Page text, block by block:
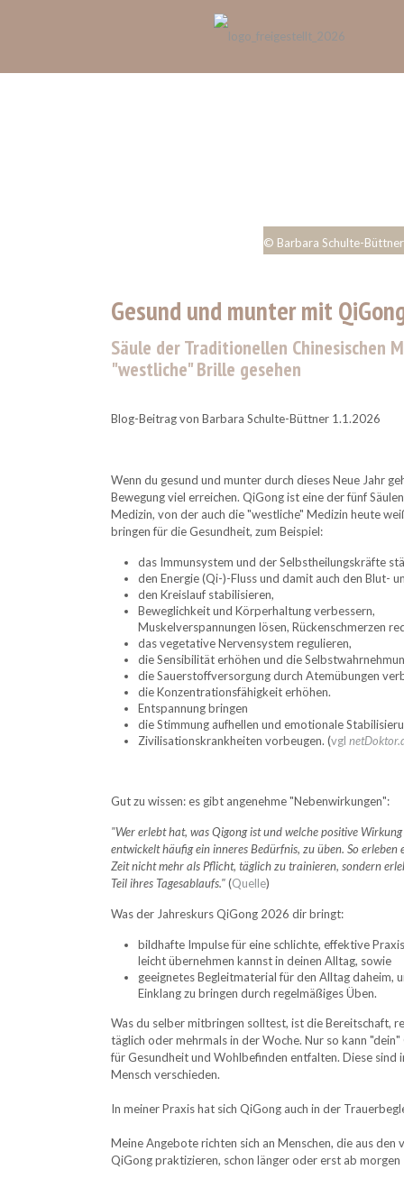
© Barbara Schulte-Büttner
Gesund und munter mit
Säule der Traditionellen Chinesischen
"westliche" Brille gesehen
Blog-Beitrag von Barbara Schulte-Büttner 1.1.2026
Wenn du gesund und munter durch dieses Neue Jahr
Bewegung viel erreichen. QiGong ist eine der fünf
Medizin, von der auch die "westliche" Medizin heute
bringen für die Gesundheit, zum Beispiel:
das Immunsystem und der Selbstheilungskräfte
den Energie (Qi-)-Fluss und damit auch den Blut-
den Kreislauf stabilisieren,
Beweglichkeit und Körperhaltung verbessern,
Muskelverspannungen lösen, Rückenschmerzen
das vegetative Nervensystem regulieren,
die Sensibilität erhöhen und die
die Sauerstoffversorgung durch Atemübungen
die Konzentrationsfähigkeit erhöhen.
Entspannung bringen
die Stimmung aufhellen und emotionale
Zivilisationskrankheiten vorbeugen. (vgl
Gut zu wissen: es gibt angenehme "Nebenwirkungen":
"Wer erlebt hat, was Qigong ist und welche positive
entwickelt häufig ein inneres Bedürfnis, zu üben. So erleben
Zeit nicht mehr als Pflicht, täglich zu trainieren, sondern
Teil ihres Tagesablaufs."(Quelle)
Was der Jahreskurs QiGong 2026 dir bringt:
bildhafte Impulse für eine schlichte, effektive
leicht übernehmen kannst in deinen Alltag, sowie
geeignetes Begleitmaterial für den Alltag daheim,
Einklang zu bringen durch regelmäßiges Üben.
Was du selber mitbringen solltest, ist die Bereitschaft,
täglich oder mehrmals in der Woche. Nur so kann
für Gesundheit und Wohlbefinden entfalten. Diese sind
Mensch verschieden.
In meiner Praxis hat sich QiGong auch in der
Meine Angebote richten sich an Menschen, die aus den
QiGong praktizieren, schon länger oder erst ab